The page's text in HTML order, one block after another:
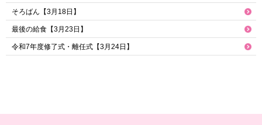
そろばん【3月18日】
最後の給食【3月23日】
令和7年度修了式・離任式【3月24日】